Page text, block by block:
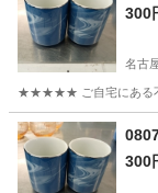
300
名古
★★★★★ ご自宅にある不
愛知 名古屋市
300